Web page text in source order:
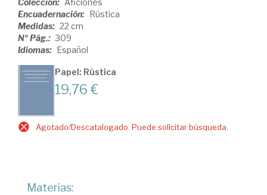
Colección: Aficiones
Encuadernación: Rústica
Medidas: 22 cm
Nº Pág.: 309
Idiomas: Español
Papel: Rústica
19,76 €
Agotado/Descatalogado. Puede solicitar búsqueda.
Materias: